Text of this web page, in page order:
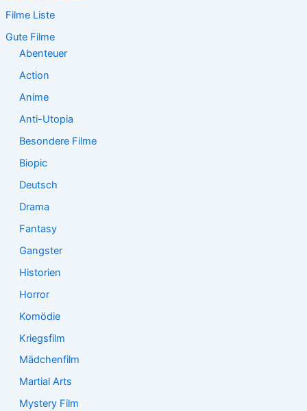
n
n
Filme Liste
Gute Filme
Abenteuer
Action
Anime
Anti-Utopia
Besondere Filme
Biopic
Deutsch
Drama
Fantasy
Gangster
Historien
Horror
Komödie
Kriegsfilm
Mädchenfilm
Martial Arts
Mystery Film